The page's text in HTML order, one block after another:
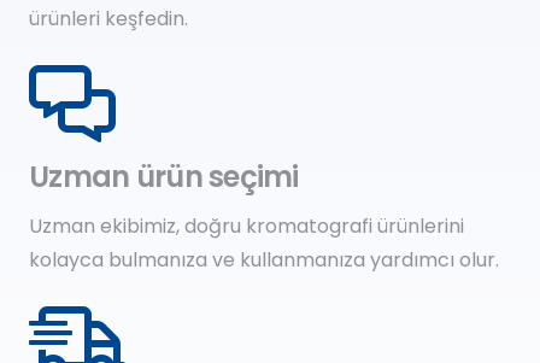
ürünleri keşfedin.
Uzman ürün seçimi
Uzman ekibimiz, doğru kromatografi ürünlerini
kolayca bulmanıza ve kullanmanıza yardımcı olur.